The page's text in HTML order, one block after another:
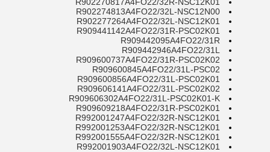
R902274813A4FO22/32L-NSC12N00
R902277264A4FO22/32L-NSC12K01
R909441142A4FO22/31R-PSC02K01
R909442095A4FO22/31R
R909442946A4FO22/31L
R909600737A4FO22/31R-PSC02K02
R909600845A4FO22/31L-PSC02
R909600856A4FO22/31L-PSC02K01
R909606141A4FO22/31L-PSC02K02
R909606302A4FO22/31L-PSC02K01-K
R909609218A4FO22/31R-PSC02K01
R992001247A4FO22/32R-NSC12K01
R992001253A4FO22/32R-NSC12K01
R992001555A4FO22/32R-NSC12K01
R992001903A4FO22/32L-NSC12K01